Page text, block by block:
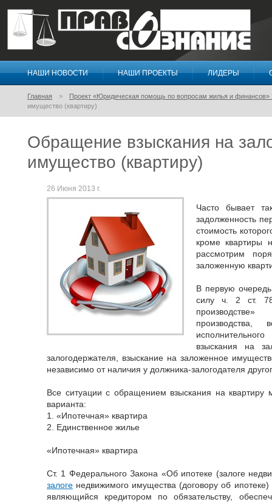
Правосознание
НАШИ НОВОСТИ НАШИ ПРОЕКТЫ ЛИДЕРЫ
Главная
Проект «Юридическая помощь по вопросам жилья и финансов»
имущество (квартиру)
Обращение взыскания на
имущество (квартиру)
26 Июня 2013 г.
Часто бывает
задолженность
стоимость
кроме квартиры
рассмотрим
заложенную
В первую
силу ч. 2 ст.
производства,
взыскания на
залогодержателя, взыскание на заложенное
независимо от наличия у должника-залогодателя
Все ситуации с обращением взыскания на квартиру
варианта:
1. «Ипотечная» квартира
2. Единственное жилье
«Ипотечная» квартира
Ст. 1 Федерального Закона «Об ипотеке (залоге
залоге недвижимого имущества (договору об
являющийся кредитором по обязательству,